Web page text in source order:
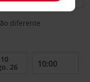
diferente